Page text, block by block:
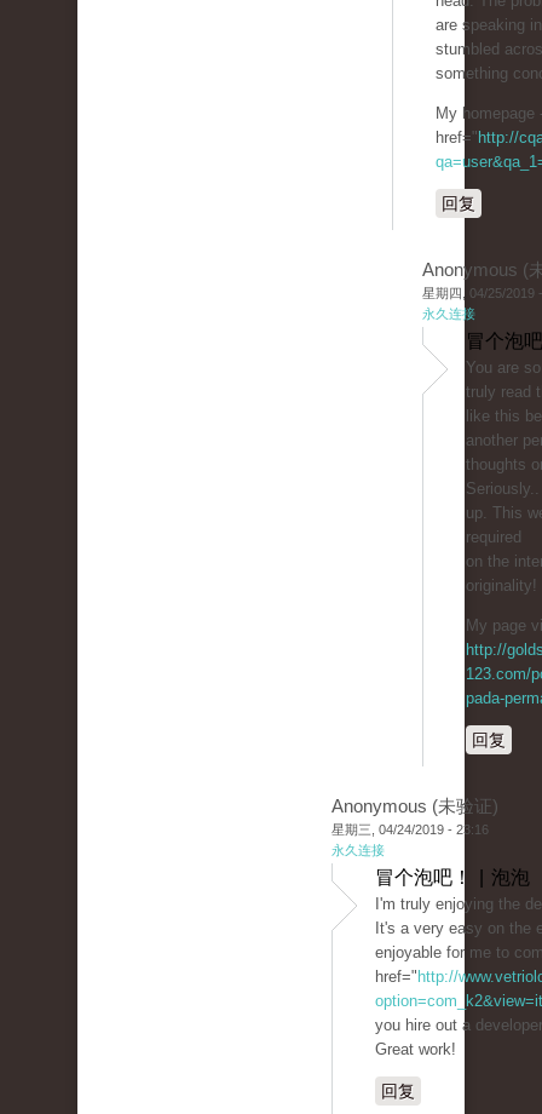
are speaking
stumbled
something
My homepage
href=" http://
回复
Anonymous (
星期四, 04/25/2019
永久连接
冒个泡
You are
truly read
like this
another
thoughts
up. This
required
on the
originality!
My page
http://
123.com/
pada-
回复
Anonymous (未验证)
星期三, 04/24/2019 - 23:16
永久连接
冒个泡吧！ | 泡泡
I'm truly enjoying the
It's a very easy on the
enjoyable for me to
href=" http://
you hire out a
Great work!
回复